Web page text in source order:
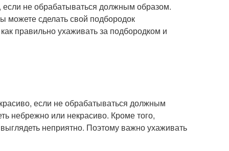
если не обрабатываться должным образом.
можете сделать свой подбородок
правильно ухаживать за подбородком и
если не обрабатываться должным
небрежно или некрасиво. Кроме того,
неприятно. Поэтому важно ухаживать